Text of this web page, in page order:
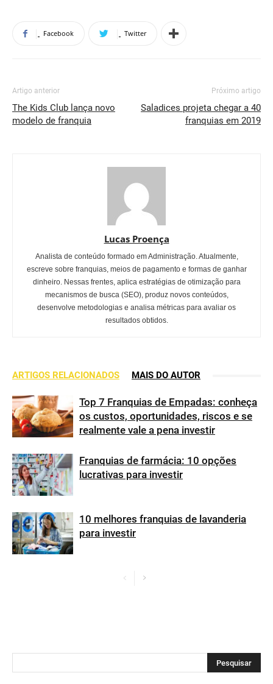
Facebook Twitter
Artigo anterior
The Kids Club lança novo
modelo de franquia
Próximo artigo
Saladices projeta chegar a 40
franquias em 2019
Lucas Proença
Analista de conteúdo formado em Administração. Atualmente,
escreve sobre franquias, meios de pagamento e formas de ganhar
dinheiro. Nessas frentes, aplica estratégias de otimização para
mecanismos de busca (SEO), produz novos conteúdos,
desenvolve metodologias e analisa métricas para avaliar os
resultados obtidos.
ARTIGOS RELACIONADOS MAIS DO AUTOR
Top 7 Franquias de Empadas: conheça
os custos, oportunidades, riscos e se
realmente vale a pena investir
Franquias de farmácia: 10 opções
lucrativas para investir
10 melhores franquias de lavanderia
para investir